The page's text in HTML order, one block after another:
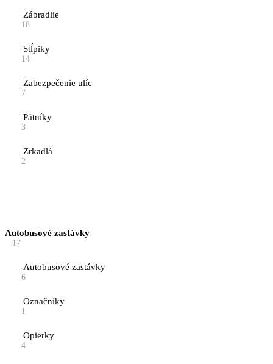
Zábradlie
18
Stĺpiky
14
Zabezpečenie ulíc
7
Pätníky
3
Zrkadlá
2
Autobusové zastávky
17
Autobusové zastávky
6
Označníky
1
Opierky
4